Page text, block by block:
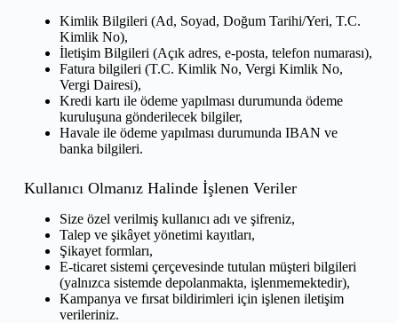
Kimlik Bilgileri (Ad, Soyad, Doğum Tarihi/Yeri, T.C.
Kimlik No),
İletişim Bilgileri (Açık adres, e-posta, telefon numarası),
Fatura bilgileri (T.C. Kimlik No, Vergi Kimlik No,
Vergi Dairesi),
Kredi kartı ile ödeme yapılması durumunda ödeme
kuruluşuna gönderilecek bilgiler,
Havale ile ödeme yapılması durumunda IBAN ve
banka bilgileri.
Kullanıcı Olmanız Halinde İşlenen Veriler
Size özel verilmiş kullanıcı adı ve şifreniz,
Talep ve şikâyet yönetimi kayıtları,
Şikayet formları,
E-ticaret sistemi çerçevesinde tutulan müşteri bilgileri
(yalnızca sistemde depolanmakta, işlenmemektedir),
Kampanya ve fırsat bildirimleri için işlenen iletişim
verileriniz.